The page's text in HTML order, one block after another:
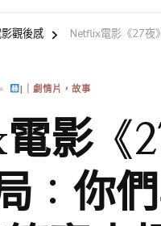
觀後感 Netflix電影《27夜
|｜劇情片，故事
影《
：你